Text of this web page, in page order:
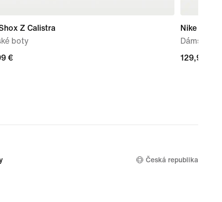
Z Calistra
boty
€
€
Nike Air
Dámské
129,99 €
129,99 €
Česká republika